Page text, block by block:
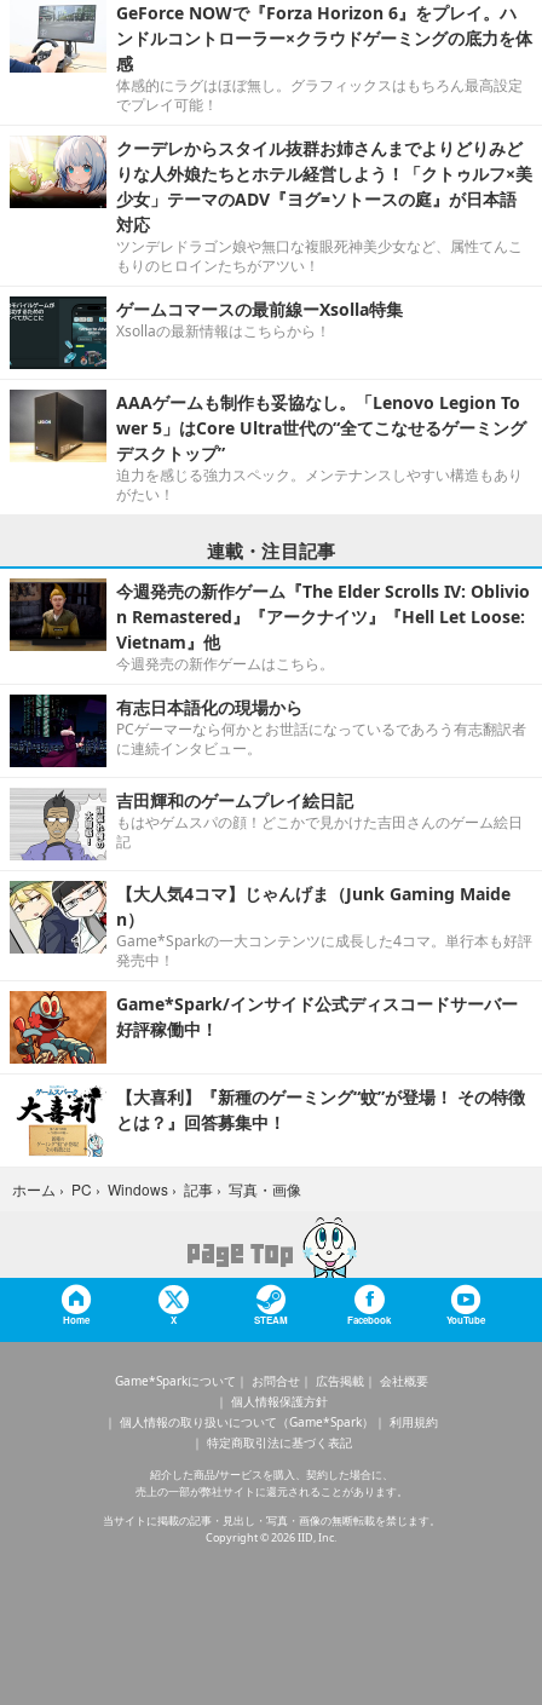
GeForce NOWで『Forza Horizon 6』をプレイ。ハ
ンドルコントローラー×クラウドゲーミングの底力を体
感
体感的にラグはほぼ無し。グラフィックスはもちろん最高設定
でプレイ可能！
クーデレからスタイル抜群お姉さんまでよりどりみど
りな人外娘たちとホテル経営しよう！「クトゥルフ×美
少女」テーマのADV『ヨグ=ソトースの庭』が日本語
対応
ツンデレドラゴン娘や無口な複眼死神美少女など、属性てんこ
もりのヒロインたちがアツい！
ゲームコマースの最前線ーXsolla特集
Xsollaの最新情報はこちらから！
AAAゲームも制作も妥協なし。「Lenovo Legion To
wer 5」はCore Ultra世代の“全てこなせるゲーミング
デスクトップ”
迫力を感じる強力スペック。メンテナンスしやすい構造もあり
がたい！
連載・注目記事
今週発売の新作ゲーム『The Elder Scrolls IV: Oblivio
n Remastered』『アークナイツ』『Hell Let Loose:
Vietnam』他
今週発売の新作ゲームはこちら。
有志日本語化の現場から
PCゲーマーなら何かとお世話になっているであろう有志翻訳者
に連続インタビュー。
吉田輝和のゲームプレイ絵日記
もはやゲムスパの顔！どこかで見かけた吉田さんのゲーム絵日
記
【大人気4コマ】じゃんげま（Junk Gaming Maide
n）
Game*Sparkの一大コンテンツに成長した4コマ。単行本も好評
発売中！
Game*Spark/インサイド公式ディスコードサーバー
好評稼働中！
【大喜利】『新種のゲーミング“蚊”が登場！ その特徴
とは？』回答募集中！
ホーム › PC › Windows › 記事 › 写真・画像
Home X STEAM Facebook YouTube
Game*Sparkについて お問合せ 広告掲載
会社概要
個人情報保護方針
個人情報の取り扱いについて（Game*Spark）
利用規約
特定商取引法に基づく表記
紹介した商品/サービスを購入、契約した場合に、
売上の一部が弊社サイトに還元されることがあります。
当サイトに掲載の記事・見出し・写真・画像の無断転載を禁じます。
Copyright © 2026 IID, Inc.